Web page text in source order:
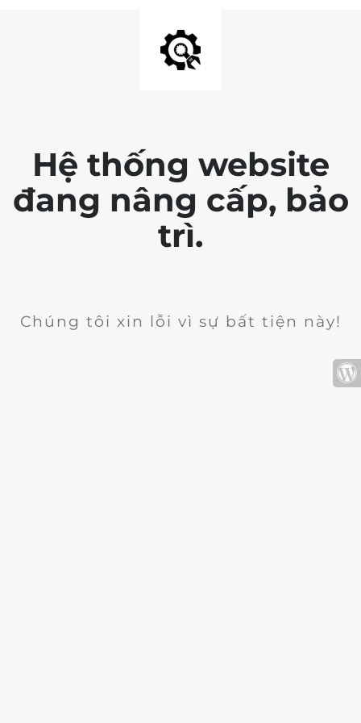
Hệ thống website
đang nâng cấp, bảo
trì.
Chúng tôi xin lỗi vì sự bất tiện này!